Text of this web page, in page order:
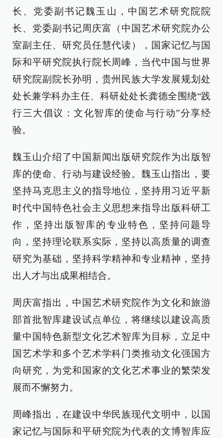
长、党委副书记魏玉山，中国艺术研究院院
长、党委副书记周庆富（中国艺术研究院办公
室副主任、研究员任慧代读），国家记忆与国
际和平研究院执行院长周峰，当代中国与世界
研究院副院长孙明，贵州民族大学发展规划处
处长兼学科办主任、科研处处长龚德全围绕“践
行三大倡议：文化智库的使命与行动”分享经
验。
魏玉山介绍了中国新闻出版研究院作为出版智
库的使命、行动与建设经验。魏玉山指出，要
坚持马克思主义的指导地位，坚持用习近平新
时代中国特色社会主义思想来指导出版科研工
作，坚持出版智库的专业特色，坚持问题导
向，坚持理论联系实际，坚持以高质量的调查
研究为基础，坚持科学精神和专业精神，坚持
出人才与出成果相结合。
周庆富指出，中国艺术研究院作为文化和旅游
部首批智库建设试点单位，将继续以建设高质
量中国特色新型文化艺术智库为目标，立足中
国艺术学和多个艺术学科门类推动文化强国方
向研究，为党和国家的文化艺术事业的繁荣发
展而不懈努力。
周峰指出，在建设中华民族现代文明中，以国
家记忆与国际和平研究院为代表的文博智库应